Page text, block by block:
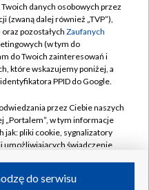
TVPdanych osobowych przez
(zwaną dalej również „TVP”),
oraz pozostałych Zaufanych
(w tym do
do Twoich zainteresowań i
które wskazujemy poniżej, a
PPID do Google.
przez Ciebie naszych
„Portalem”, w tym informacje
jak: pliki cookie, sygnalizatory
umożliwiających świadczenie
do serwisu